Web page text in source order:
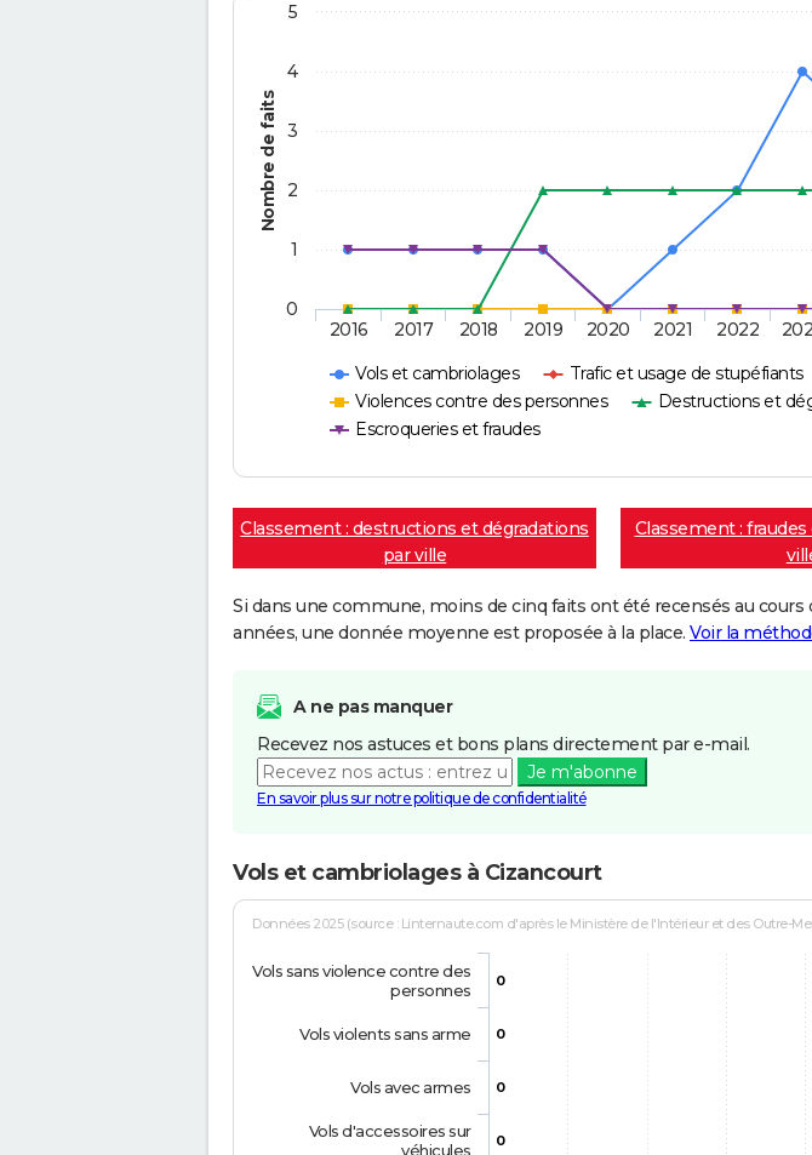
Nombre de faits
Vols et cambriolages
Trafic et usage de stupéfiants
Violences contre des personnes
Destructions et
Escroqueries et fraudes
2016 2017 2018 2019 2020 2021 2022
0
1
2
3
4
5
Classement : destructions et dégradations
par ville
Classement :
Si dans une commune, moins de cinq faits ont été recensés au cours
années, une donnée moyenne est proposée à la place. Voir la
A ne pas manquer
Recevez nos astuces et bons plans directement par e-mail.
Je m'abonne
En savoir plus sur notre politique de confidentialité
Vols et cambriolages à Cizancourt
Données 2025 (source : Linternaute.com d'après le Ministère de l'Intérieur et des Outre-
0
0
0
0
Vols sans violence contre des
personnes
Vols violents sans arme
Vols avec armes
Vols d'accessoires sur
véhicules